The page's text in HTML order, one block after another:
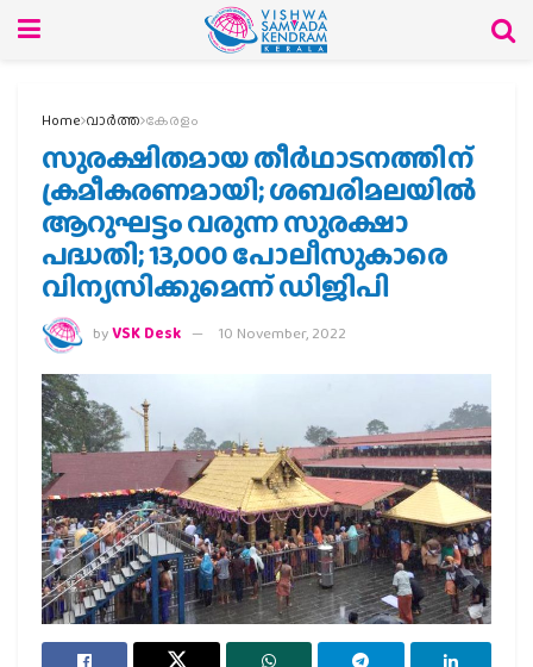
Home വാര്‍ത്ത കേരളം
സുരക്ഷിതമായ തീര്‍ഥാടനത്തിന്
ക്രമീകരണമായി; ശബരിമലയില്‍
ആറുഘട്ടം വരുന്ന സുരക്ഷാ
പദ്ധതി; 13,000 പോലീസുകാരെ
വിന്യസിക്കുമെന്ന് ഡിജിപി
byVSK Desk 10 November, 2022